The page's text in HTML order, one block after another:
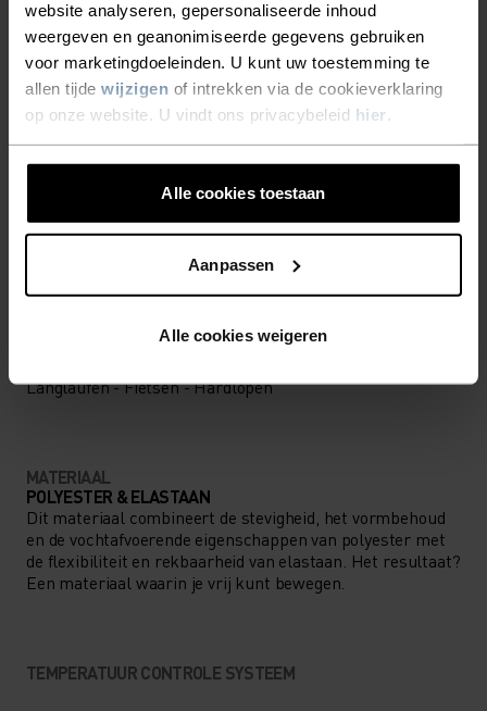
website analyseren, gepersonaliseerde inhoud
weergeven en geanonimiseerde gegevens gebruiken
voor marketingdoeleinden. U kunt uw toestemming te
allen tijde wijzigen of intrekken via de cookieverklaring
op onze website. U vindt ons privacybeleid hier
Alle cookies toestaan
Aanpassen
Alle cookies weigeren
Accessoires waarmee je alles uit jouw avontuur
haalt.
ACTIVITEITSNIVEAU
MATIG
SOORT ACTIVITEIT
Langlaufen - Fietsen - Hardlopen
MATERIAAL
POLYESTER & ELASTAAN
Dit materiaal combineert de stevigheid, het vormbehoud
en de vochtafvoerende eigenschappen van polyester met
de flexibiliteit en rekbaarheid van elastaan. Het resultaat?
Een materiaal waarin je vrij kunt bewegen.
TEMPERATUUR CONTROLE SYSTEEM